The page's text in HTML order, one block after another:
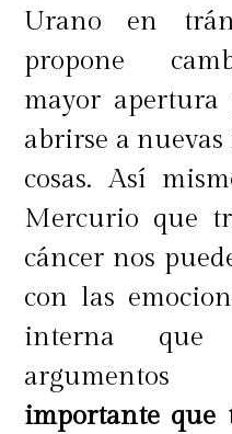
Urano en
propone
mayor
abrirse a
cosas. Así
Mercurio que
cáncer nos
con las
interna
importante que